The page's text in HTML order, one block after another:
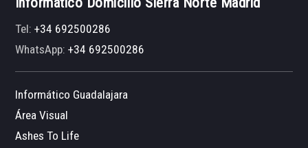
Tel:+34 692500286
WhatsApp:+34 692500286
Informático Guadalajara
Área Visual
Ashes To Life